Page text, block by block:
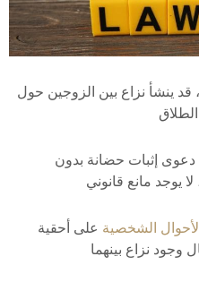
ينشأ نزاع بين الزوجين حول
إثبات حضانة بدون
الشخصية على أحقية